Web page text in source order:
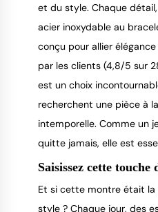
et du style. Chaque
acier inoxydable au
conçu pour allier
par les clients (4,8/5 sur
est un choix
recherchent une pièce à
intemporelle. Comme un
quitte jamais, elle est
Saisissez cette touche
Et si cette montre était
style ? Chaque jour, des